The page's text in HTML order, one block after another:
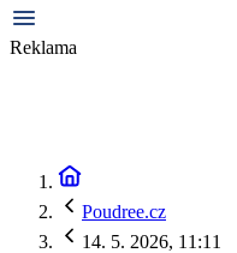
Reklama
Poudree.cz
14. 5. 2026, 11:11